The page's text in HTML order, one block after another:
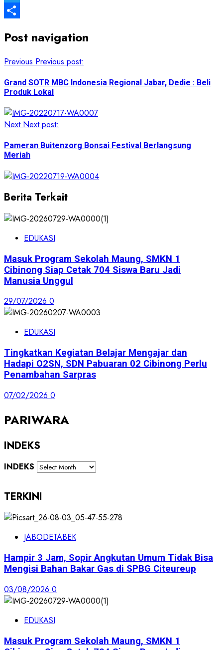
Twitter
Post navigation
Previous Previous post:
Grand SOTR MBC Indonesia Regional Jabar, Dedie : Beli
Produk Lokal
Next Next post:
Pameran Buitenzorg Bonsai Festival Berlangsung
Meriah
Berita Terkait
EDUKASI
Masuk Program Sekolah Maung, SMKN 1
Cibinong Siap Cetak 704 Siswa Baru Jadi
Manusia Unggul
29/07/2026 0
EDUKASI
Tingkatkan Kegiatan Belajar Mengajar dan
Hadapi O2SN, SDN Pabuaran 02 Cibinong Perlu
Penambahan Sarpras
07/02/2026 0
PARIWARA
INDEKS
INDEKS
TERKINI
JABODETABEK
Hampir 3 Jam, Sopir Angkutan Umum Tidak Bisa
Mengisi Bahan Bakar Gas di SPBG Citeureup
03/08/2026 0
EDUKASI
Masuk Program Sekolah Maung, SMKN 1